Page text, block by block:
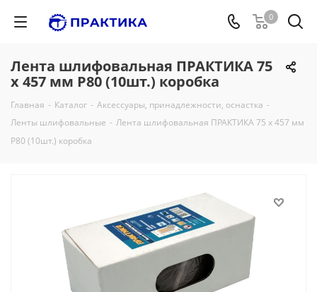
0
Лента шлифовальная ПРАКТИКА 75
х 457 мм P80 (10шт.) коробка
Главная - Каталог - Аксессуары, принадлежности, оснастка -
Ленты шлифовальные - Лента шлифовальная ПРАКТИКА 75 х 457 мм
P80 (10шт.) коробка